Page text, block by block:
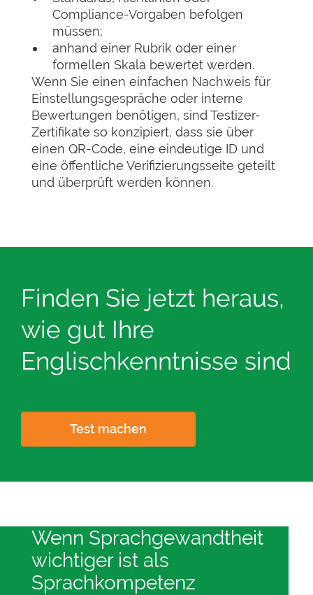
Compliance-Vorgaben befolgen
müssen;
anhand einer Rubrik oder einer
formellen Skala bewertet werden.
Wenn Sie einen einfachen Nachweis für
Einstellungsgespräche oder interne
Bewertungen benötigen, sind Testizer-
Zertifikate so konzipiert, dass sie über
einen QR-Code, eine eindeutige ID und
eine öffentliche Verifizierungsseite geteilt
und überprüft werden können.
Finden Sie jetzt heraus,
wie gut Ihre
Englischkenntnisse sind
Test machen
Wenn Sprachgewandtheit
wichtiger ist als
Sprachkompetenz